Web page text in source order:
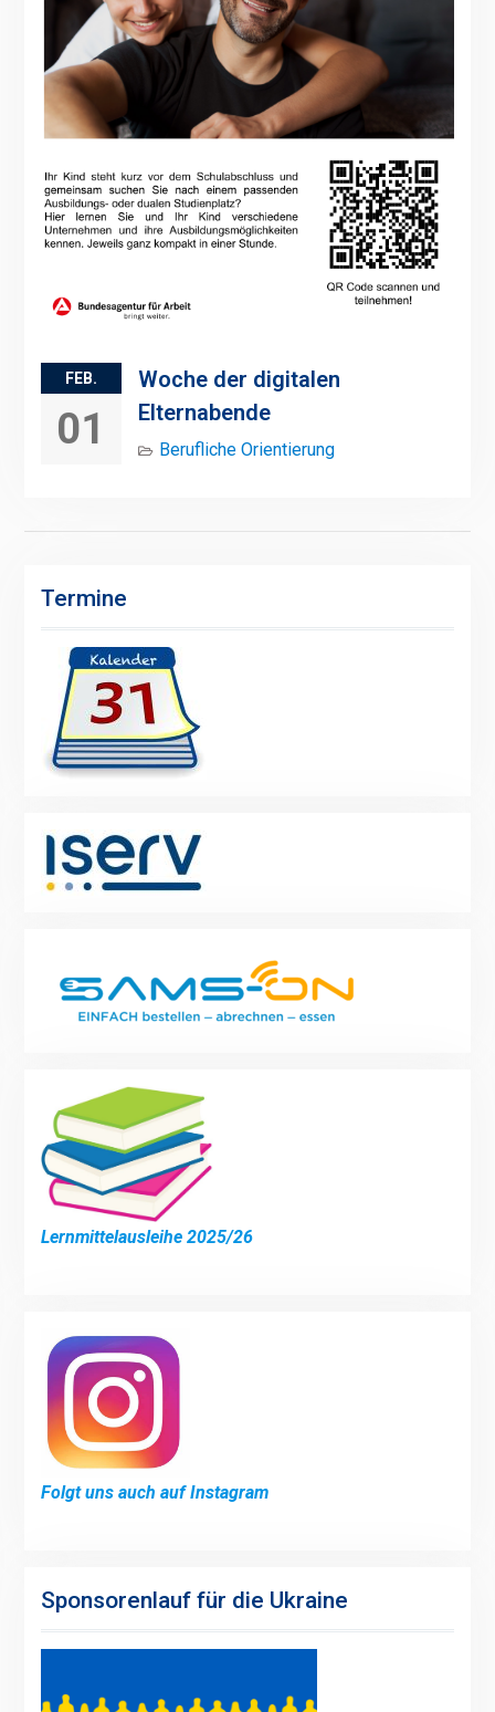
FEB.
01
Woche der digitalen
Elternabende
Berufliche Orientierung
Termine
Lernmittelausleihe 2025/26
Folgt uns auch auf Instagram
Sponsorenlauf für die Ukraine